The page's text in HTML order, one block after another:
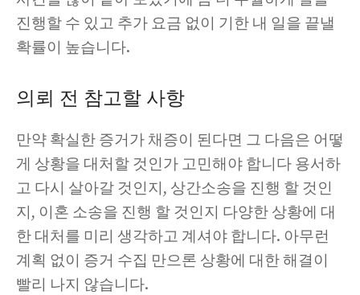
진행할 수 있고 추가 요금 없이 기한 내 일을 끝낼
확률이 높습니다.
의뢰 전 참고할 사항
만약 확실한 증거가 채증이 된다면 그 다음은 어떻
게 상황을 대처할 것인가 고민해야 합니다 용서하
고 다시 살아갈 것인지, 상간소송을 진행 할 것인
지, 이혼 소송을 진행 할 것인지 다양한 상황에 대
한 대처를 미리 생각하고 계셔야 합니다. 아무런
계획 없이 증거 수집 만으론 상황에 대한 해결이
빨리 나지 않습니다.